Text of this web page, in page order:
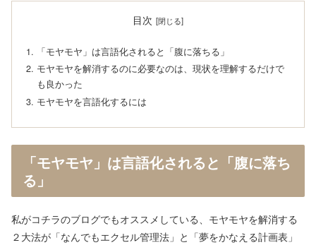
目次
「モヤモヤ」は言語化されると「腹に落ちる」
モヤモヤを解消するのに必要なのは、現状を理解するだけで
も良かった
モヤモヤを言語化するには
「モヤモヤ」は言語化されると「腹に落ち
る」
私がコチラのブログでもオススメしている、モヤモヤを解消する
２大法が「なんでもエクセル管理法」と「夢をかなえる計画表」